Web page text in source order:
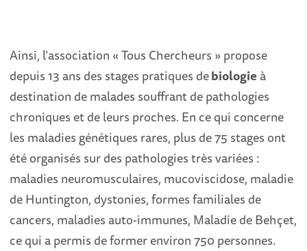
Ainsi, l’association « Tous Chercheurs » propose
depuis 13 ans des stages pratiques debiologieà
destination de malades souffrant de pathologies
chroniques et de leurs proches. En ce qui concerne
les maladies génétiques rares, plus de 75 stages ont
été organisés sur des pathologies très variées :
maladies neuromusculaires, mucoviscidose, maladie
de Huntington, dystonies, formes familiales de
cancers, maladies auto-immunes, Maladie de Behçet,
ce qui a permis de former environ 750 personnes.